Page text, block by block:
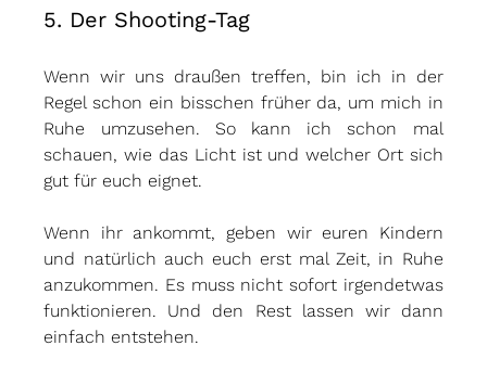
5. Der Shooting-Tag
Wenn wir uns draußen treffen, bin ich in der
Regel schon ein bisschen früher da, um mich in
Ruhe umzusehen. So kann ich schon mal
schauen, wie das Licht ist und welcher Ort sich
gut für euch eignet.
Wenn ihr ankommt, geben wir euren Kindern
und natürlich auch euch erst mal Zeit, in Ruhe
anzukommen. Es muss nicht sofort irgendetwas
funktionieren. Und den Rest lassen wir dann
einfach entstehen.